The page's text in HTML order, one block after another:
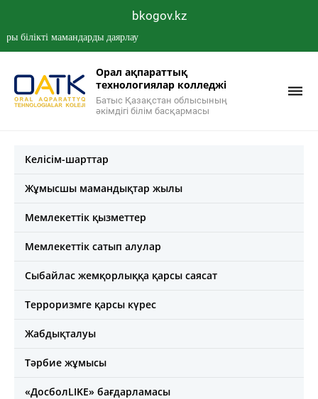
bkogov.kz
мамандарды даярлау
Орал ақпараттық
технологиялар колледжі
Батыс Қазақстан облысының
әкімдігі білім басқармасы
Келісім-шарттар
Жұмысшы мамандықтар жылы
Мемлекеттік қызметтер
Мемлекеттік сатып алулар
Сыбайлас жемқорлыққа қарсы саясат
Терроризмге қарсы күрес
Жабдықталуы
Тәрбие жұмысы
«ДосболLIKE» бағдарламасы